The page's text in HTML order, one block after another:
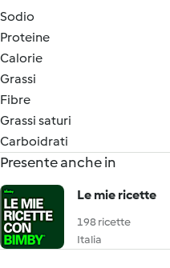
Sodio
Proteine
Calorie
Grassi
Fibre
Grassi saturi
Carboidrati
Presente anche in
Le mie ricette
198 ricette
Italia